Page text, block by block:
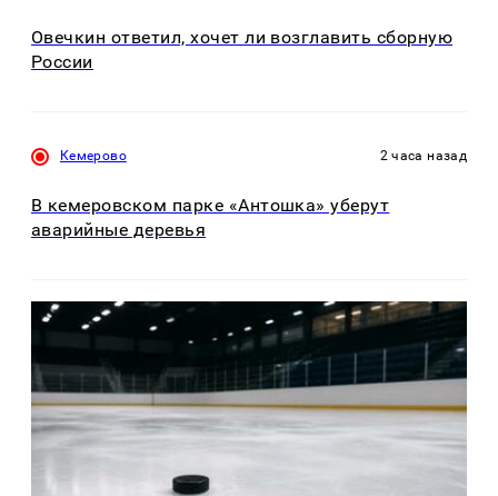
Овечкин ответил, хочет ли возглавить сборную
России
Кемерово 2 часа назад
В кемеровском парке «Антошка» уберут
аварийные деревья